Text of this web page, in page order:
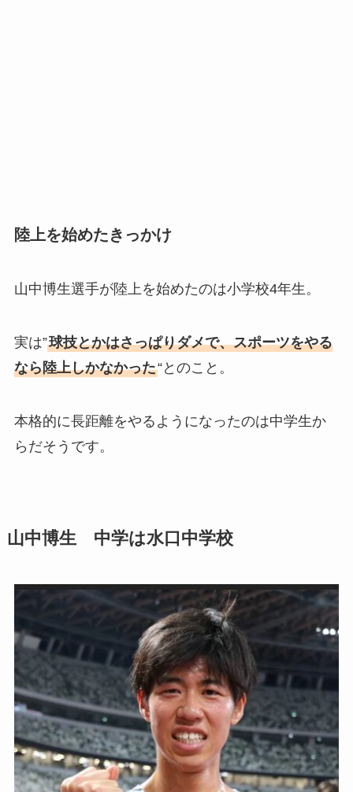
陸上を始めたきっかけ
山中博生選手が陸上を始めたのは小学校4年生。
実は”球技とかはさっぱりダメで、スポーツをやる
なら陸上しかなかった“とのこと。
本格的に長距離をやるようになったのは中学生か
らだそうです。
山中博生 中学は水口中学校